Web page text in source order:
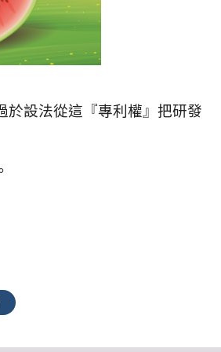
設法從這『專利權』把研發